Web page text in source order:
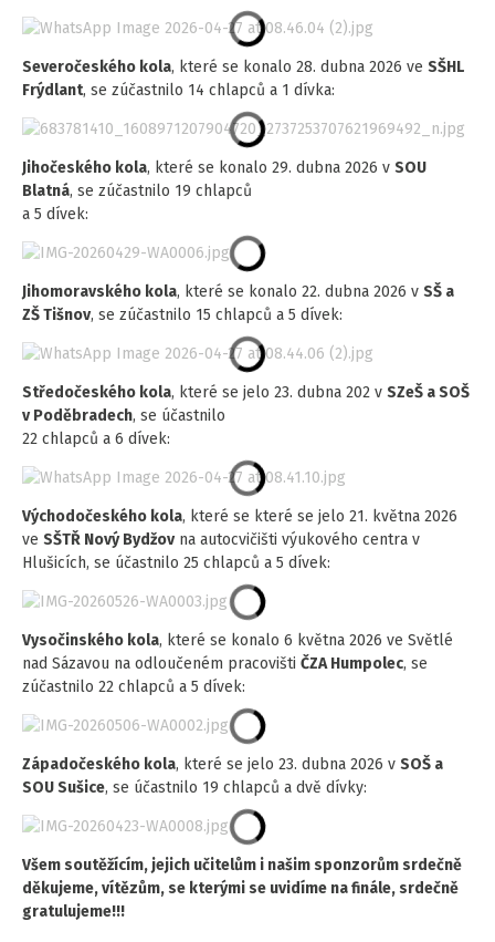
Severočeského kola, které se konalo 28. dubna 2026 ve SŠHL
Frýdlant, se zúčastnilo 14 chlapců a 1 dívka:
Jihočeského kola, které se konalo 29. dubna 2026 v SOU
Blatná, se zúčastnilo 19 chlapců
a 5 dívek:
Jihomoravského kola, které se konalo 22. dubna 2026 v SŠ a
ZŠ Tišnov, se zúčastnilo 15 chlapců a 5 dívek:
Středočeského kola, které se jelo 23. dubna 202 v SZeŠ a SOŠ
v Poděbradech, se účastnilo
22 chlapců a 6 dívek:
Východočeského kola, které se které se jelo 21. května 2026
ve SŠTŘ Nový Bydžov na autocvičišti výukového centra v
Hlušicích, se účastnilo 25 chlapců a 5 dívek:
Vysočinského kola, které se konalo 6 května 2026 ve Světlé
nad Sázavou na odloučeném pracovišti ČZA Humpolec, se
zúčastnilo 22 chlapců a 5 dívek:
Západočeského kola, které se jelo 23. dubna 2026 v SOŠ a
SOU Sušice, se účastnilo 19 chlapců a dvě dívky:
Všem soutěžícím, jejich učitelům i našim sponzorům srdečně
děkujeme, vítězům, se kterými se uvidíme na finále, srdečně
gratulujeme!!!